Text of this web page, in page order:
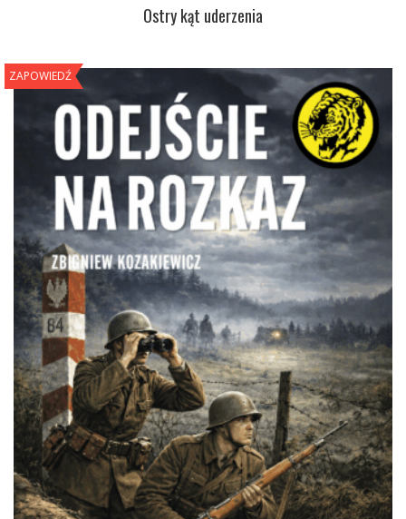
Ostry kąt uderzenia
ZAPOWIEDŹ